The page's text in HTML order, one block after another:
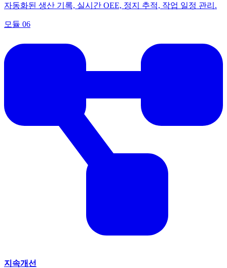
자동화된 생산 기록, 실시간 OEE, 정지 추적, 작업 일정 관리.
모듈 06
지속개선